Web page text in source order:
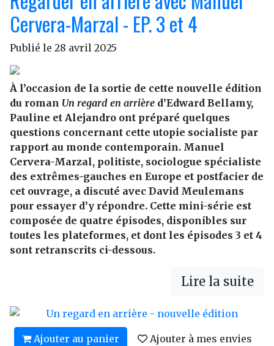
Cervera-Marzal - EP. 3 et 4
Publié le 28 avril 2025
À l’occasion de la sortie de cette nouvelle édition
du roman Un regard en arrière d’Edward Bellamy,
Pauline et Alejandro ont préparé quelques
questions concernant cette utopie socialiste par
rapport au monde contemporain. Manuel
Cervera-Marzal, politiste, sociologue spécialiste
des extrêmes-gauches en Europe et postfacier de
cet ouvrage, a discuté avec David Meulemans
pour essayer d’y répondre. Cette mini-série est
composée de quatre épisodes, disponibles sur
toutes les plateformes, et dont les épisodes 3 et 4
sont retranscrits ci-dessous.
Lire la suite
Ajouter au panier Ajouter à mes envies